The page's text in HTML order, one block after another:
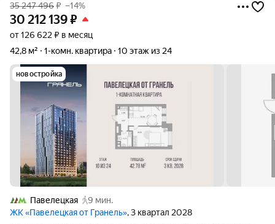
35 247 496₽ –14%
30 212 139₽
от 126 622 ₽ в месяц
42,8 м²
1-комн. квартира 10 этаж из 24
новостройка
Павелецкая
9 мин.
ЖК «Павелецкая от Гранель», 3 квартал 2028